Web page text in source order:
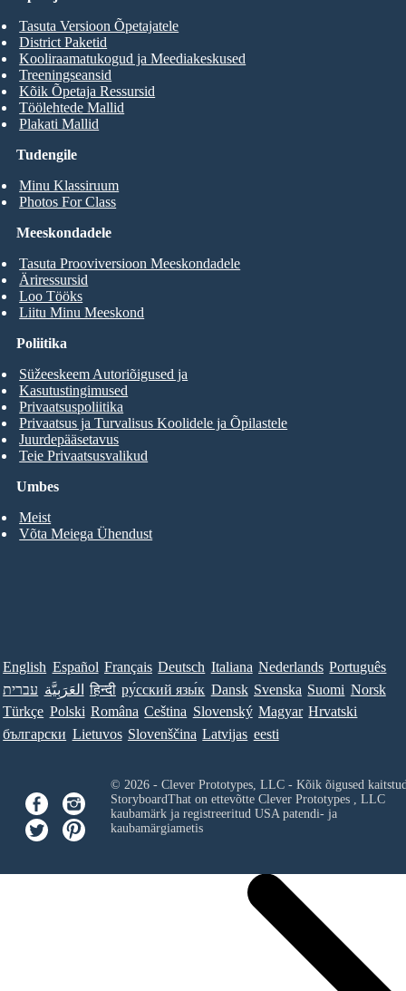
Tudengile
Minu Klassiruum
Photos For Class
Tasuta Versioon Õpetajatele
District Paketid
Kooliraamatukogud ja Meediakeskused
Treeningseansid
Kõik Õpetaja Ressursid
Töölehtede Mallid
Plakati Mallid
Meeskondadele
Tasuta Prooviversioon Meeskondadele
Äriressursid
Loo Tööks
Liitu Minu Meeskond
Umbes
Meist
Võta Meiega Ühendust
Poliitika
Süžeeskeem Autoriõigused ja
Kasutustingimused
Privaatsuspoliitika
Privaatsus ja Turvalisus Koolidele ja Õpilastele
Juurdepääsetavus
Teie Privaatsusvalikud
English Español Français Deutsch Italiana Nederlands Português
עברית العَرَبِيَّة हिन्दी ру́сский язы́к Dansk Svenska Suomi Norsk
Türkçe Polski Româna Ceština Slovenský Magyar Hrvatski
български Lietuvos Slovenščina Latvijas eesti
© 2026 - Clever Prototypes, LLC - Kõik õigused
StoryboardThat on ettevõtte Clever Prototypes , LLC
kaubamärk ja registreeritud USA patendi- ja
kaubamärgiametis